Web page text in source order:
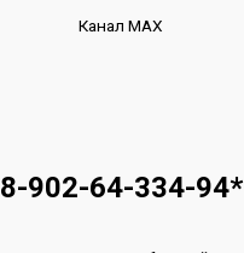
Канал МАХ
8-902-64-334-94*